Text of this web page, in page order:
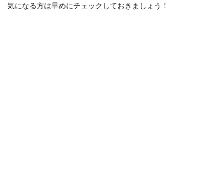
気になる方は早めにチェックしておきましょう！